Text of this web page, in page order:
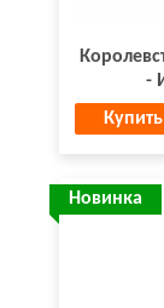
-
Купить
Новинка